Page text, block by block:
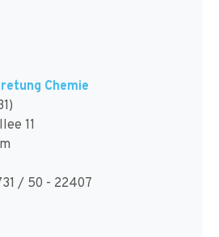
Chemie
11
/ 50 - 22407